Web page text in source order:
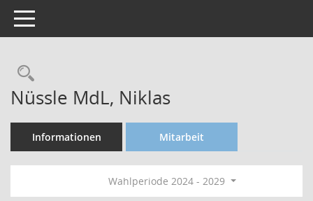
Toggle navigation
Rechercheauswahl
Nüssle MdL, Niklas
Informationen Mitarbeit
Wahlperiode 2024 - 2029